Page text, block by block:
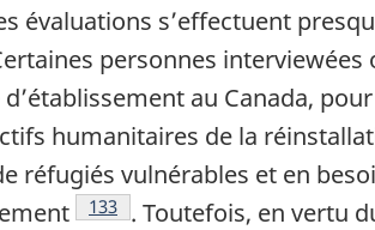
bas de page
évaluations s’effectuent
personnes interviewées
au Canada,
humanitaires de la
réfugiés vulnérables et en
Notes de bas de page
133 . Toutefois, en vertu